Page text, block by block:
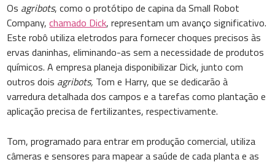
Os agribots, como o protótipo de capina da Small Robot
Company,chamado Dick, representam um avanço significativo.
Este robô utiliza eletrodos para fornecer choques precisos às
ervas daninhas, eliminando-as sem a necessidade de produtos
químicos. A empresa planeja disponibilizar Dick, junto com
outros dois agribots, Tom e Harry, que se dedicarão à
varredura detalhada dos campos e a tarefas como plantação e
aplicação precisa de fertilizantes, respectivamente.
Tom, programado para entrar em produção comercial, utiliza
câmeras e sensores para mapear a saúde de cada planta e as